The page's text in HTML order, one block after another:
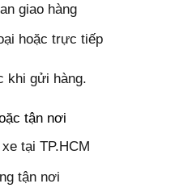
giao hàng
hoặc trực tiếp
khi gửi hàng.
tận nơi
tại TP.HCM
tận nơi